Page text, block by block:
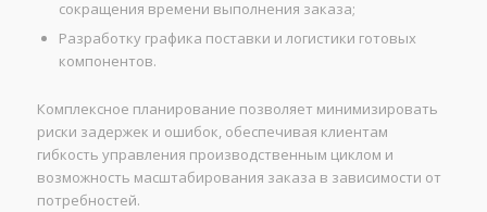
сокращения времени выполнения заказа;
Разработку графика поставки и логистики готовых
компонентов.
Комплексное планирование позволяет минимизировать
риски задержек и ошибок, обеспечивая клиентам
гибкость управления производственным циклом и
возможность масштабирования заказа в зависимости от
потребностей.